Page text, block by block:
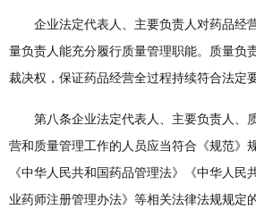
企业法定代表人、主要负责人对药品经
量负责人能充分履行质量管理职能。质量负
裁决权，保证药品经营全过程持续符合法定要
第八条企业法定代表人、主要负责人、
营和质量管理工作的人员应当符合《规范》
《中华人民共和国药品管理法》《中华人民
业药师注册管理办法》等相关法律法规规定